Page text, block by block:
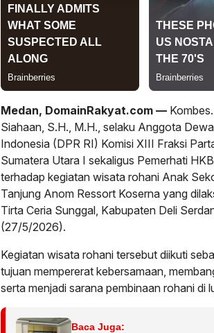
Medan, DomainRakyat.com —
Siahaan, S.H., M.H., selaku Anggota
Indonesia (DPR RI) Komisi XIII Fraksi
Sumatera Utara I sekaligus Pemerhati
terhadap kegiatan wisata rohani Anak
Tanjung Anom Ressort Koserna yang
Tirta Ceria Sunggal, Kabupaten Deli
(27/5/2026).
Kegiatan wisata rohani tersebut diikuti
tujuan mempererat kebersamaan,
serta menjadi sarana pembinaan rohani di
Baca Juga: